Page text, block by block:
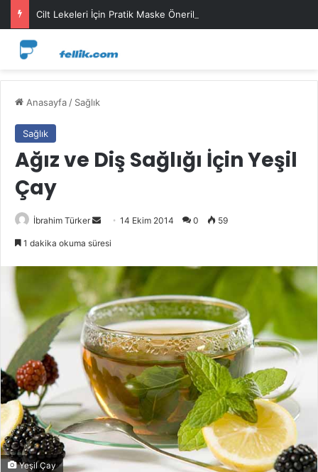
Cilt Lekeleri İçin Pratik Maske Önerileri
Anasayfa / Sağlık
Sağlık
Ağız ve Diş Sağlığı İçin Yeşil
Çay
İbrahim Türker
Bir
göndermek
14 Ekim 2014 0 59
1 dakika okuma süresi
Yeşil Çay